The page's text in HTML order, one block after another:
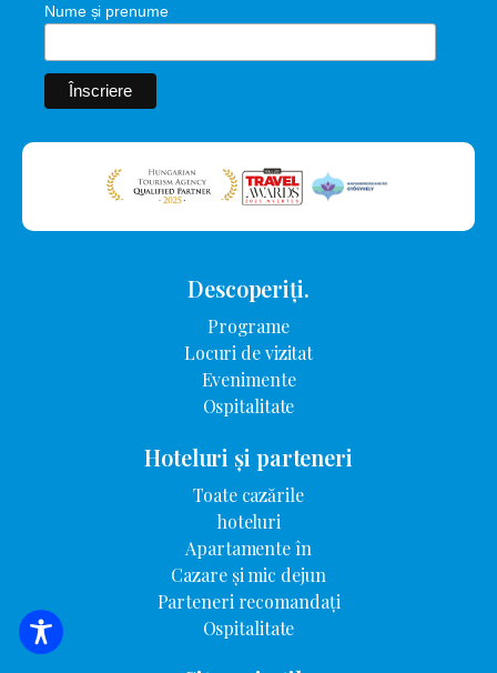
CĂUTARE DE CAZARE
Nume și prenume
Descoperiți.
Programe
Locuri de vizitat
Evenimente
Ospitalitate
Hoteluri și parteneri
Toate cazările
hoteluri
Apartamente în
Cazare și mic dejun
Parteneri recomandați
Ospitalitate